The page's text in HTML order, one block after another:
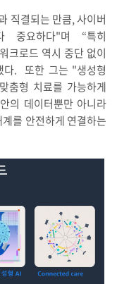
직결되는 만큼, 사이버
중요하다"며 “특히
크로드 역시 중단 없이
다. 또한 그는 "생성형
춤형 치료를 가능하게
의 데이터뿐만 아니라
를 안전하게 연결하는